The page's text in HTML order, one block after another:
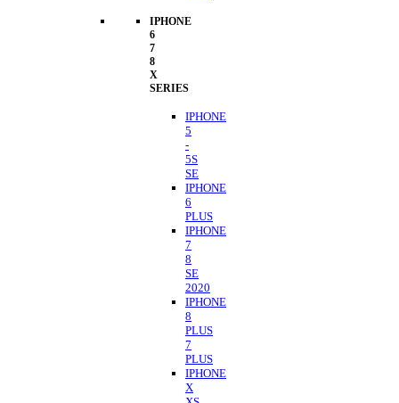
IPHONE
6
7
8
X
SERIES
IPHONE
5
-
5S
SE
IPHONE
6
PLUS
IPHONE
7
8
SE
2020
IPHONE
8
PLUS
7
PLUS
IPHONE
X